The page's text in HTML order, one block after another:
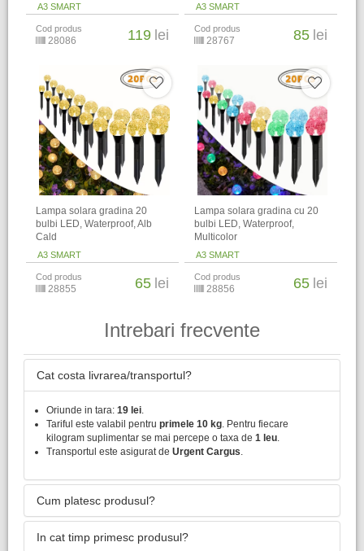
A3 SMART
Cod produs
28086 119 lei
A3 SMART
Cod produs
28767 85 lei
Lampa solara gradina 20
bulbi LED, Waterproof, Alb
Cald
A3 SMART
Cod produs
28855 65 lei
Lampa solara gradina cu 20
bulbi LED, Waterproof,
Multicolor
A3 SMART
Cod produs
28856 65 lei
Intrebari frecvente
Cat costa livrarea/transportul?
Oriunde in tara: 19 lei
Tariful este valabil pentru primele 10 kg . Pentru fiecare
kilogram suplimentar se mai percepe o taxa de 1 leu
Transportul este asigurat de Urgent Cargus
Cum platesc produsul?
In cat timp primesc produsul?